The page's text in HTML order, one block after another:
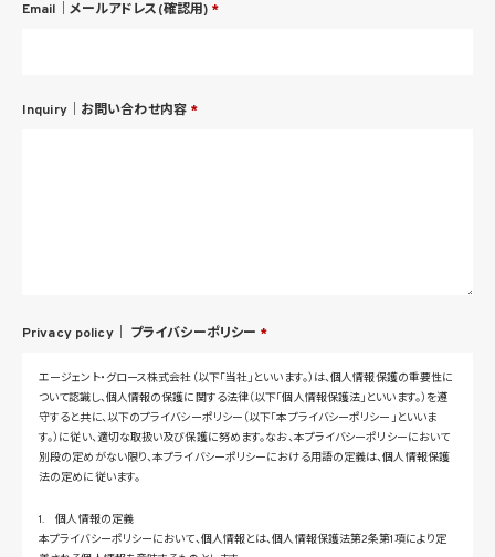
Email｜メールアドレス(確認用) *
Inquiry｜お問い合わせ内容 *
Privacy policy｜ プライバシーポリシー *
エージェント・グロース株式会社（以下「当社」といいます。）は、個人情報保護の重要性に
ついて認識し、個人情報の保護に関する法律（以下「個人情報保護法」といいます。）を遵
守すると共に、以下のプライバシーポリシー（以下「本プライバシーポリシー」といいま
す。）に従い、適切な取扱い及び保護に努めます。なお、本プライバシーポリシーにおいて
別段の定めがない限り、本プライバシーポリシーにおける用語の定義は、個人情報保護
法の定めに従います。
1. 個人情報の定義
本プライバシーポリシーにおいて、個人情報とは、個人情報保護法第2条第1項により定